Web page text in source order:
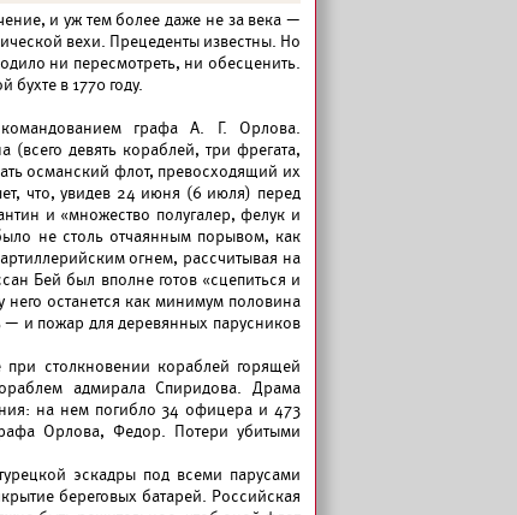
и уж тем более даже не за века —
вехи. Прецеденты известны. Но
ни пересмотреть, ни обесценить.
в 1770 году.
графа А. Г. Орлова.
девять кораблей, три фрегата,
османский флот, превосходящий их
что, увидев 24 июня (6 июля) перед
и «множество полугалер, фелук и
не столь отчаянным порывом, как
огнем, рассчитывая на
Бей был вполне готов «сцепиться и
него останется как минимум половина
— и пожар для деревянных парусников
столкновении кораблей горящей
адмирала Спиридова. Драма
на нем погибло 34 офицера и 473
Орлова, Федор. Потери убитыми
эскадры под всеми парусами
береговых батарей. Российская